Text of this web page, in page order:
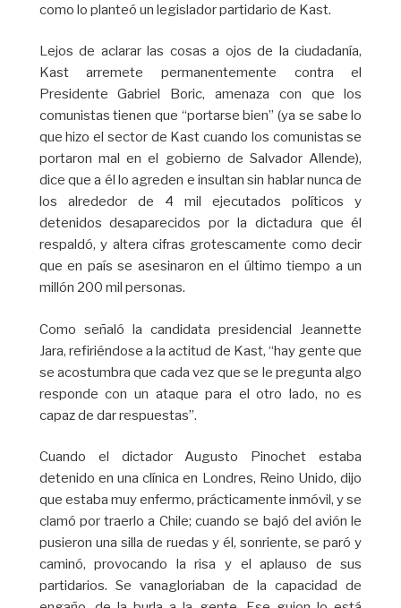
como lo planteó un legislador partidario de Kast.
Lejos de aclarar las cosas a ojos de la ciudadanía,
Kast arremete permanentemente contra el
Presidente Gabriel Boric, amenaza con que los
comunistas tienen que “portarse bien” (ya se sabe lo
que hizo el sector de Kast cuando los comunistas se
portaron mal en el gobierno de Salvador Allende),
dice que a él lo agreden e insultan sin hablar nunca de
los alrededor de 4 mil ejecutados políticos y
detenidos desaparecidos por la dictadura que él
respaldó, y altera cifras grotescamente como decir
que en país se asesinaron en el último tiempo a un
millón 200 mil personas.
Como señaló la candidata presidencial Jeannette
Jara, refiriéndose a la actitud de Kast, “hay gente que
se acostumbra que cada vez que se le pregunta algo
responde con un ataque para el otro lado, no es
capaz de dar respuestas”.
Cuando el dictador Augusto Pinochet estaba
detenido en una clínica en Londres, Reino Unido, dijo
que estaba muy enfermo, prácticamente inmóvil, y se
clamó por traerlo a Chile; cuando se bajó del avión le
pusieron una silla de ruedas y él, sonriente, se paró y
caminó, provocando la risa y el aplauso de sus
partidarios. Se vanagloriaban de la capacidad de